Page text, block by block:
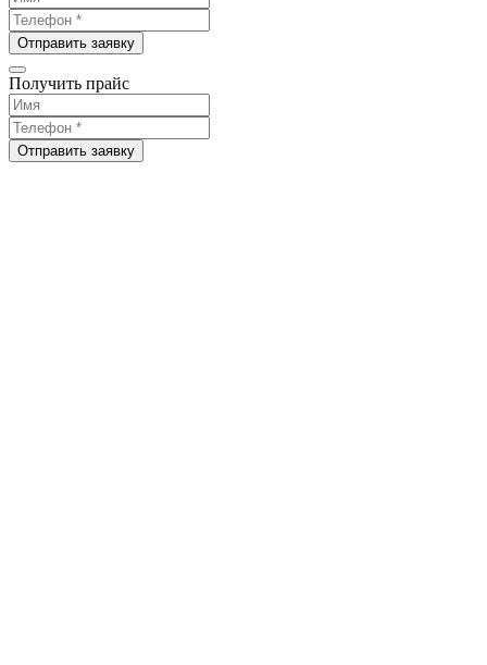
Отправить заявку
Получить прайс
Отправить заявку